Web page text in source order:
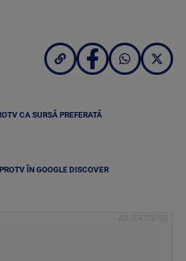
CA SURSĂ PREFERATĂ
ÎN GOOGLE DISCOVER